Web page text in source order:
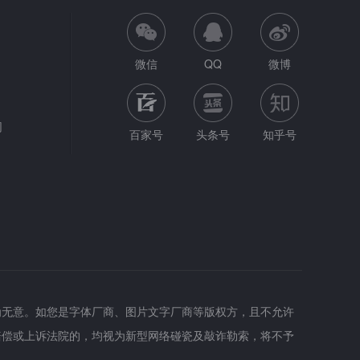
微信 QQ 微博
百家号 头条号 知乎号
意。如您是字体厂商、图片文字厂商等版权方，且不允许
或上诉法院的，均视为新型网络碰瓷及敲诈勒索，将不予